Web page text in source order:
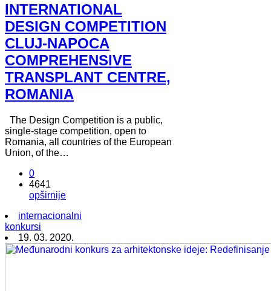
INTERNATIONAL
DESIGN COMPETITION
CLUJ-NAPOCA
COMPREHENSIVE
TRANSPLANT CENTRE,
ROMANIA
The Design Competition is a public,
single-stage competition, open to
Romania, all countries of the European
Union, of the…
0
4641
opširnije
internacionalni
konkursi
19. 03. 2020.